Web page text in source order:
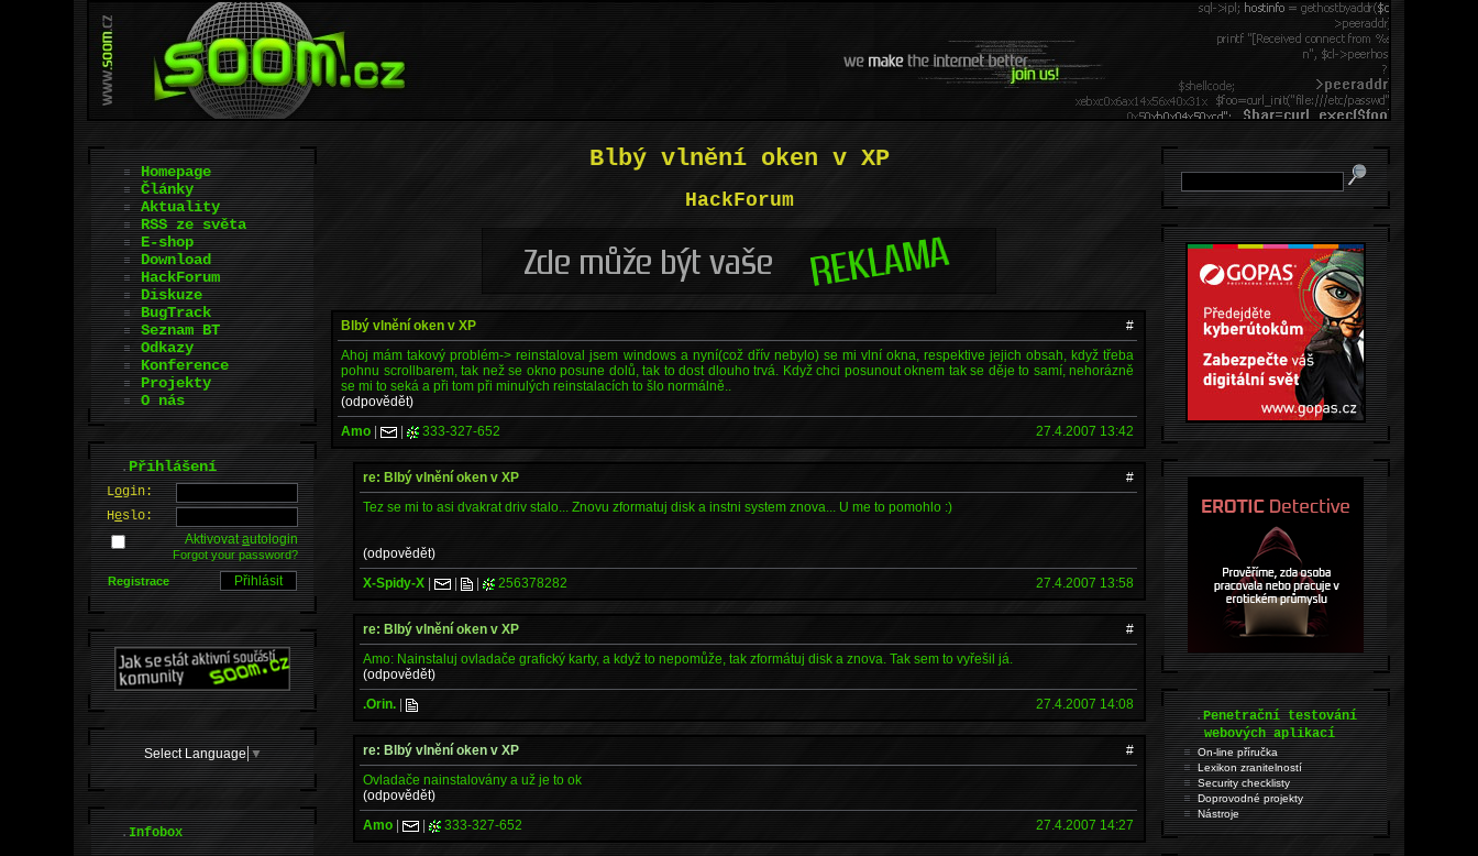
Blbý vlnění oken v XP
HackForum
Blbý vlnění oken v XP
#
Ahoj mám takový problém-> reinstaloval jsem windows a nyní(což dřív nebylo) se mi vlní okna, respektive jejich obsah, když třeba
pohnu scrollbarem, tak než se okno posune dolů, tak to dost dlouho trvá. Když chci posunout oknem tak se děje to samí, nehorázně
se mi to seká a při tom při minulých reinstalacích to šlo normálně..
(odpovědět)
Amo | | 333-327-652 27.4.2007 13:42
re: Blbý vlnění oken v XP
#
Tez se mi to asi dvakrat driv stalo... Znovu zformatuj disk a instni system znova... U me to pomohlo :)
(odpovědět)
X-Spidy-X | | | 256378282 27.4.2007 13:58
re: Blbý vlnění oken v XP
#
Amo: Nainstaluj ovladače grafický karty, a když to nepomůže, tak zformátuj disk a znova. Tak sem to vyřešil já.
(odpovědět)
.Orin. | 27.4.2007 14:08
re: Blbý vlnění oken v XP
#
Ovladače nainstalovány a už je to ok
(odpovědět)
Amo | | 333-327-652 27.4.2007 14:27
Homepage
Články
Aktuality
RSS ze světa
E-shop
Download
HackForum
Diskuze
BugTrack
Seznam BT
Odkazy
Konference
Projekty
O nás
.Přihlášení
Login:
Heslo:
Aktivovatautologin
Forgot your password?
Registrace
Select Language ▼
.Infobox
.Penetrační testování
webových aplikací
On-line příručka
Lexikon zranitelností
Security checklisty
Doprovodné projekty
Nástroje